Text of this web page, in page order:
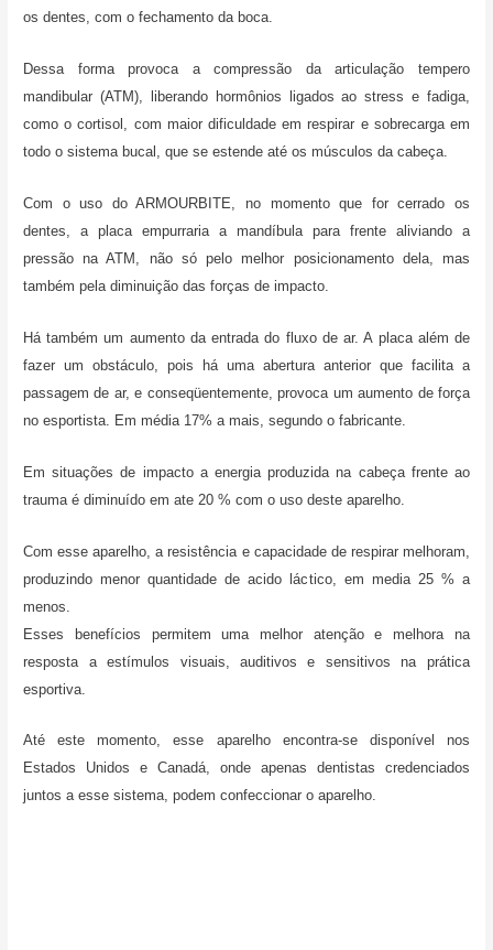
os dentes, com o fechamento da boca.
Dessa forma provoca a compressão da articulação tempero
mandibular (ATM), liberando hormônios ligados ao stress e fadiga,
como o cortisol, com maior dificuldade em respirar e sobrecarga em
todo o sistema bucal, que se estende até os músculos da cabeça.
Com o uso do ARMOURBITE, no momento que for cerrado os
dentes, a placa empurraria a mandíbula para frente aliviando a
pressão na ATM, não só pelo melhor posicionamento dela, mas
também pela diminuição das forças de impacto.
Há também um aumento da entrada do fluxo de ar. A placa além de
fazer um obstáculo, pois há uma abertura anterior que facilita a
passagem de ar, e conseqüentemente, provoca um aumento de força
no esportista. Em média 17% a mais, segundo o fabricante.
Em situações de impacto a energia produzida na cabeça frente ao
trauma é diminuído em ate 20 % com o uso deste aparelho.
Com esse aparelho, a resistência e capacidade de respirar melhoram,
produzindo menor quantidade de acido láctico, em media 25 % a
menos.
Esses benefícios permitem uma melhor atenção e melhora na
resposta a estímulos visuais, auditivos e sensitivos na prática
esportiva.
Até este momento, esse aparelho encontra-se disponível nos
Estados Unidos e Canadá, onde apenas dentistas credenciados
juntos a esse sistema, podem confeccionar o aparelho.